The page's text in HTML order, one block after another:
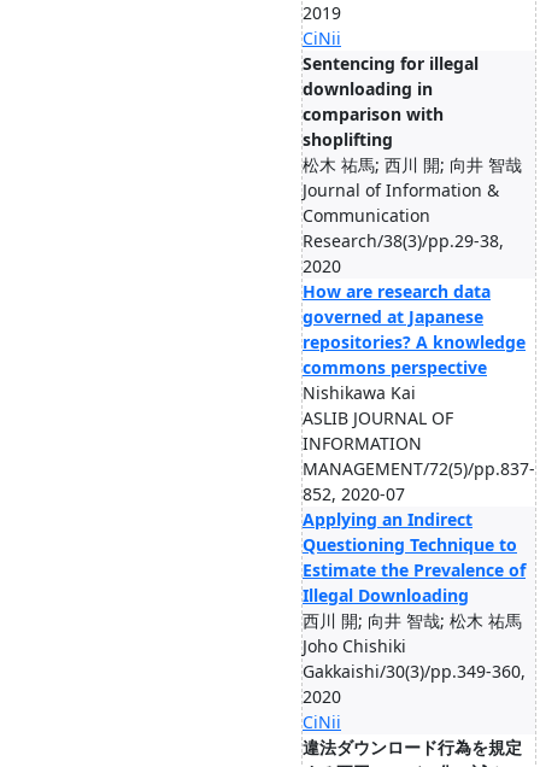
2019
CiNii
Sentencing for illegal
downloading in
comparison with
shoplifting
松木 祐馬; 西川 開; 向井 智哉
Journal of Information &
Communication
Research/38(3)/pp.29-38,
2020
How are research data
governed at Japanese
repositories? A knowledge
commons perspective
Nishikawa Kai
ASLIB JOURNAL OF
INFORMATION
MANAGEMENT/72(5)/pp.837-
852, 2020-07
Applying an Indirect
Questioning Technique to
Estimate the Prevalence of
Illegal Downloading
西川 開; 向井 智哉; 松木 祐馬
Joho Chishiki
Gakkaishi/30(3)/pp.349-360,
2020
CiNii
違法ダウンロード行為を規定